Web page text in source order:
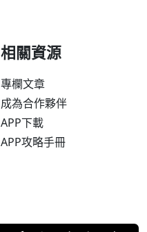
相關資源
專欄文章
成為合作夥伴
APP下載
APP攻略手冊